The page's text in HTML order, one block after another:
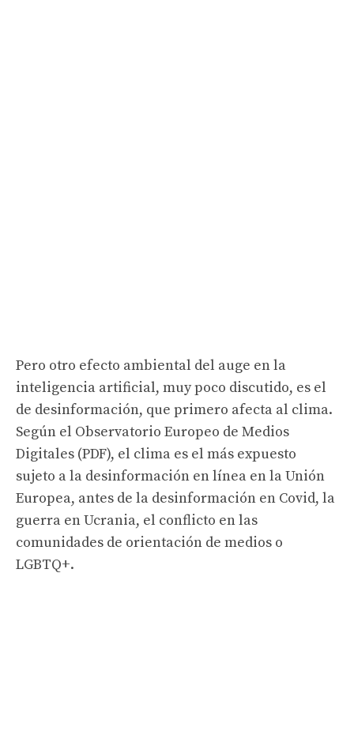
Pero otro efecto ambiental del auge en la
inteligencia artificial, muy poco discutido, es el
de desinformación, que primero afecta al clima.
Según el Observatorio Europeo de Medios
Digitales (PDF), el clima es el más expuesto
sujeto a la desinformación en línea en la Unión
Europea, antes de la desinformación en Covid, la
guerra en Ucrania, el conflicto en las
comunidades de orientación de medios o
LGBTQ+.